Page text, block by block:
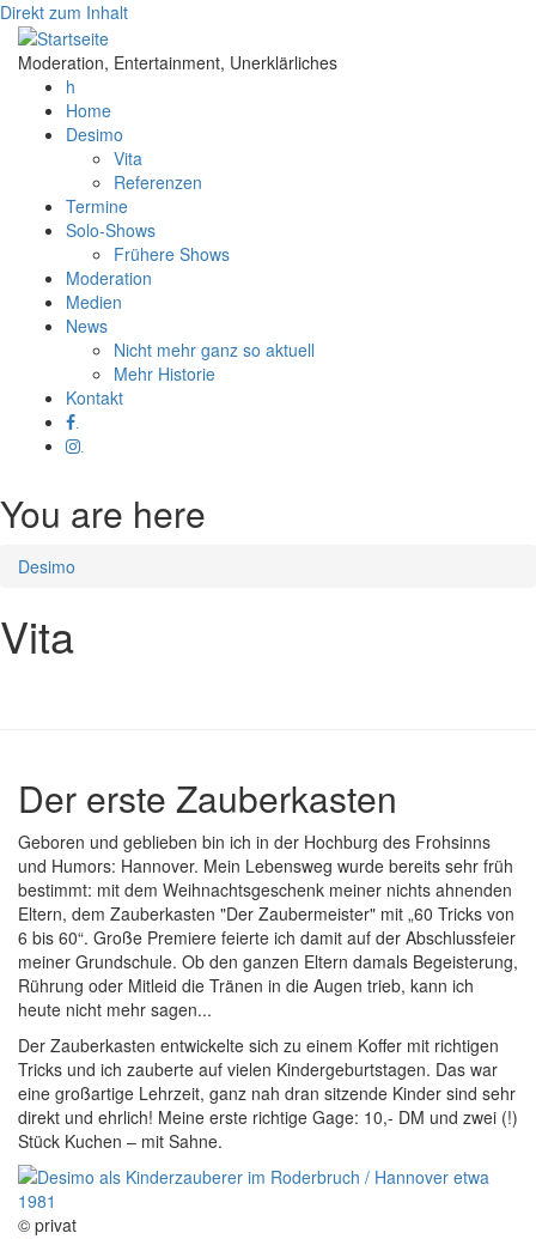
Direkt zum Inhalt
Moderation, Entertainment, Unerklärliches
h
Home
Desimo
Vita
Referenzen
Termine
Solo-Shows
Frühere Shows
Moderation
Medien
News
Nicht mehr ganz so aktuell
Mehr Historie
Kontakt
You are here
Desimo
Vita
Der erste Zauberkasten
Geboren und geblieben bin ich in der Hochburg des Frohsinns
und Humors: Hannover. Mein Lebensweg wurde bereits sehr früh
bestimmt: mit dem Weihnachtsgeschenk meiner nichts ahnenden
Eltern, dem Zauberkasten "Der Zaubermeister" mit „60 Tricks von
6 bis 60“. Große Premiere feierte ich damit auf der Abschlussfeier
meiner Grundschule. Ob den ganzen Eltern damals Begeisterung,
Rührung oder Mitleid die Tränen in die Augen trieb, kann ich
heute nicht mehr sagen...
Der Zauberkasten entwickelte sich zu einem Koffer mit richtigen
Tricks und ich zauberte auf vielen Kindergeburtstagen. Das war
eine großartige Lehrzeit, ganz nah dran sitzende Kinder sind sehr
direkt und ehrlich! Meine erste richtige Gage: 10,- DM und zwei (!)
Stück Kuchen – mit Sahne.
© privat